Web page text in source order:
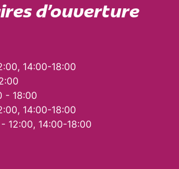
d'ouverture
14:00-18:00
- 18:00
14:00-18:00
12:00, 14:00-18:00